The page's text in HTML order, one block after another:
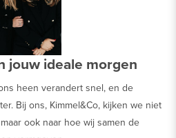
jouw ideale morgen
heen verandert snel, en de
Bij ons, Kimmel&Co, kijken we niet
ook naar hoe wij samen de